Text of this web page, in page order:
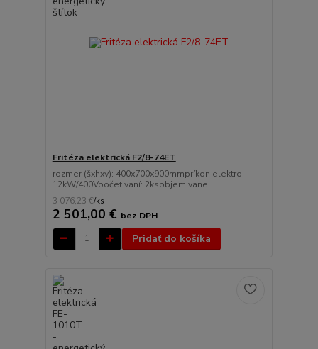
Fritéza elektrická F2/8-74ET
rozmer (šxhxv): 400x700x900mmpríkon elektro:
12kW/400Vpočet vaní: 2ksobjem vane:...
3 076,23 €/ks
2 501,00 € bez DPH
Pridať do košíka